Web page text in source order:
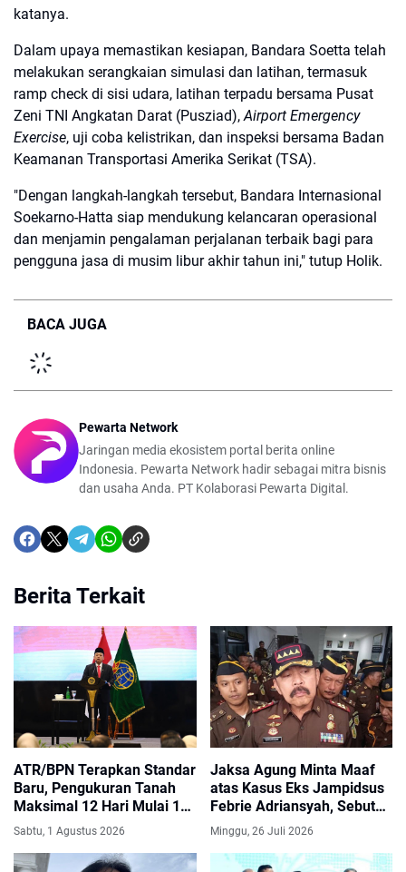
katanya.
Dalam upaya memastikan kesiapan, Bandara Soetta telah
melakukan serangkaian simulasi dan latihan, termasuk
ramp check di sisi udara, latihan terpadu bersama Pusat
Zeni TNI Angkatan Darat (Pusziad),Airport Emergency
Exercise, uji coba kelistrikan, dan inspeksi bersama Badan
Keamanan Transportasi Amerika Serikat (TSA).
"Dengan langkah-langkah tersebut, Bandara Internasional
Soekarno-Hatta siap mendukung kelancaran operasional
dan menjamin pengalaman perjalanan terbaik bagi para
pengguna jasa di musim libur akhir tahun ini," tutup Holik.
BACA JUGA
Pewarta Network
Jaringan media ekosistem portal berita online
Indonesia. Pewarta Network hadir sebagai mitra bisnis
dan usaha Anda. PT Kolaborasi Pewarta Digital.
Berita Terkait
ATR/BPN Terapkan Standar
Baru, Pengukuran Tanah
Maksimal 12 Hari Mulai 17
Agustus 2026
Sabtu, 1 Agustus 2026
Jaksa Agung Minta Maaf
atas Kasus Eks Jampidsus
Febrie Adriansyah, Sebut
Jadi Momentum
Minggu, 26 Juli 2026